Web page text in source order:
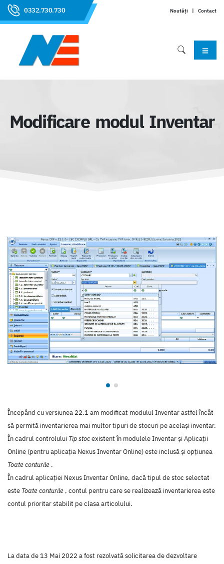
0332.730.730 Noutăți | Contact
Modificare modul Inventar
Începând cu versiunea 22.1 am modificat modulul Inventar astfel încât
să permită inventarierea mai multor tipuri de stocuri pe același inventar.
În cadrul controlului Tip stocexistent în modulele Inventar și Aplicații
Online (pentru aplicația Nexus Inventar Online) este inclusă și opțiunea
Toate conturile .
În cadrul aplicației Nexus Inventar Online, dacă tipul de stoc selectat
este Toate conturile , contul pentru care se realizează inventarierea este
contul prioritar stabilit pe clasa articolului.
La data de 13 Mai 2022 a fost rezolvată solicitarea de dezvoltare